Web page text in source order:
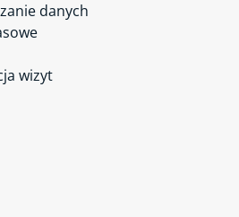
danych
wizyt